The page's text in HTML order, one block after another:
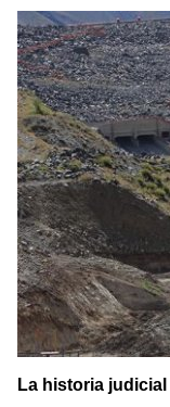
La historia judicial